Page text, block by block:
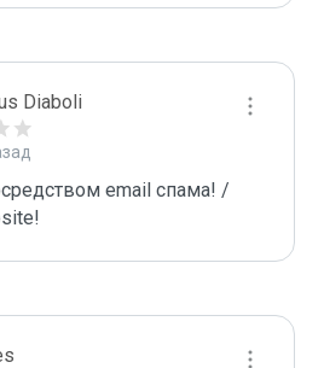
Diaboli
email спама! /